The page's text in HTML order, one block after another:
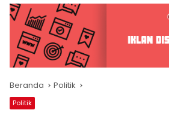
Beranda Politik
Politik